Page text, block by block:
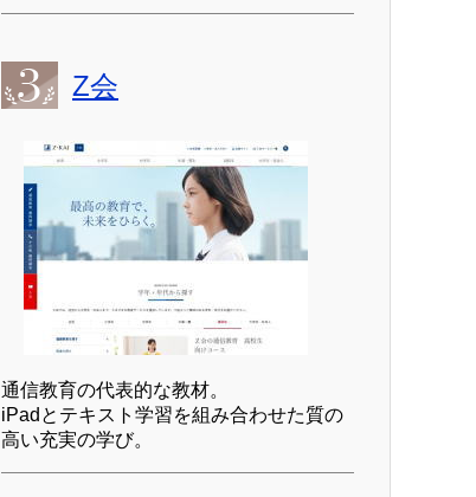
Z会
通信教育の代表的な教材。
iPadとテキスト学習を組み合わせた質の
高い充実の学び。